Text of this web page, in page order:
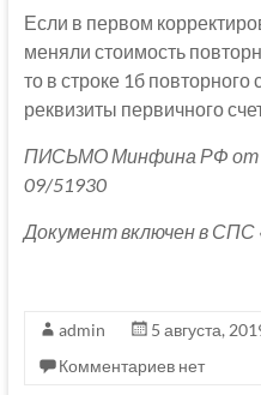
Если в первом
меняли стоимость
то в строке 1б повторного
реквизиты первичного
ПИСЬМО Минфина РФ от
09/51930
Документ включен в СПС
admin 5 августа,
Комментариев нет